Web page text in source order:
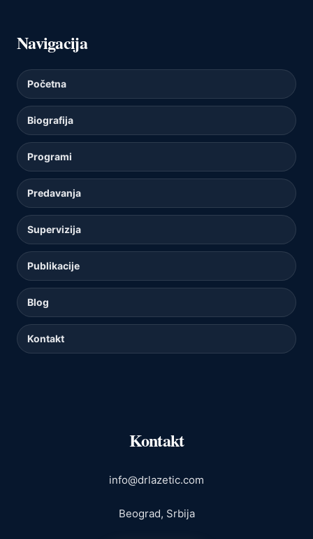
Navigacija
Početna
Biografija
Programi
Predavanja
Supervizija
Publikacije
Blog
Kontakt
Kontakt
info@drlazetic.com
Beograd, Srbija